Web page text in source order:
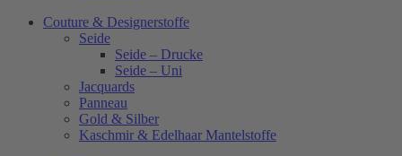
Couture & Designerstoffe
Seide
Seide – Drucke
Seide – Uni
Jacquards
Panneau
Gold & Silber
Kaschmir & Edelhaar Mantelstoffe